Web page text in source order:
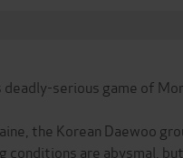
deadly-serious game of
the Korean Daewoo
conditions are abysmal,